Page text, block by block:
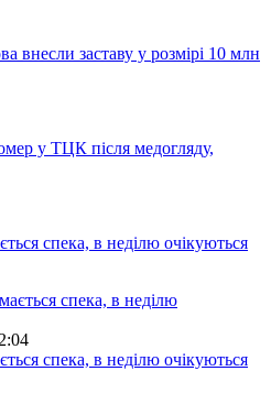
внесли заставу у розмірі 10 млн
у ТЦК після медогляду,
спека, в неділю очікуються
спека, в неділю очікуються